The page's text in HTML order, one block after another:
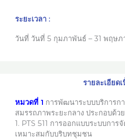
ระยะเวลา :
วันที่ วันที่ 5 กุมภาพันธ์ – 31 พฤษ
รายละเอียด
หมวดที่ 1 การพัฒนาระบบบริการก
สมรรถภาพระยะกลาง ประกอบด้ว
1. PTS 511 การออกแบบระบบกา
เหมาะสมกับบริบทชุมชน